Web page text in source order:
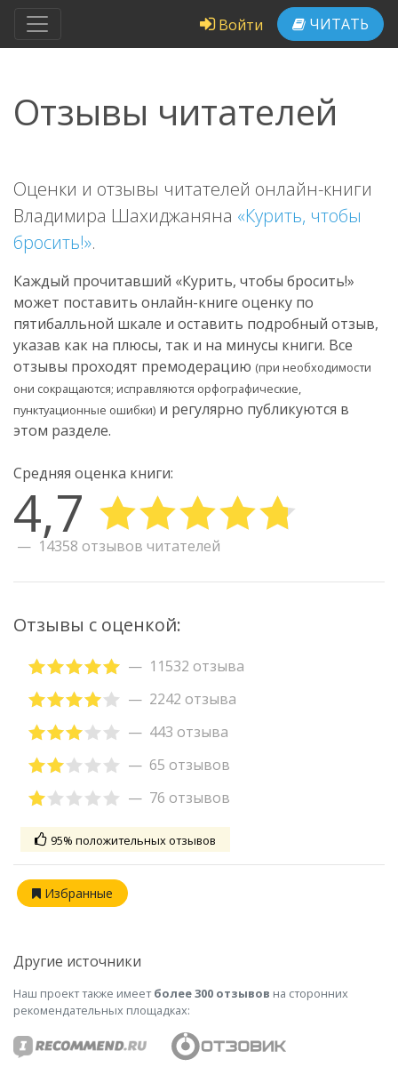
Войти ЧИТАТЬ
Отзывы читателей
Оценки и отзывы читателей онлайн-книги
Владимира Шахиджаняна «Курить, чтобы
бросить!».
Каждый прочитавший «Курить, чтобы бросить!»
может поставить онлайн-книге оценку по
пятибалльной шкале и оставить подробный отзыв,
указав как на плюсы, так и на минусы книги. Все
отзывы проходят премодерацию (при необходимости
они сокращаются; исправляются орфографические,
пунктуационные ошибки) и регулярно публикуются в
этом разделе.
Средняя оценка книги:
4,7
14358 отзывов читателей
Отзывы с оценкой:
11532 отзыва
2242 отзыва
443 отзыва
65 отзывов
76 отзывов
95% положительных отзывов
Избранные
Другие источники
Наш проект также имеетболее 300 отзывов на сторонних
рекомендательных площадках: